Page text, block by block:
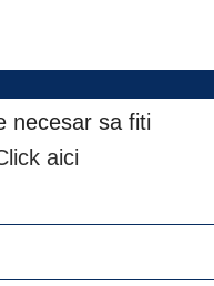
necesar sa fiti
aici